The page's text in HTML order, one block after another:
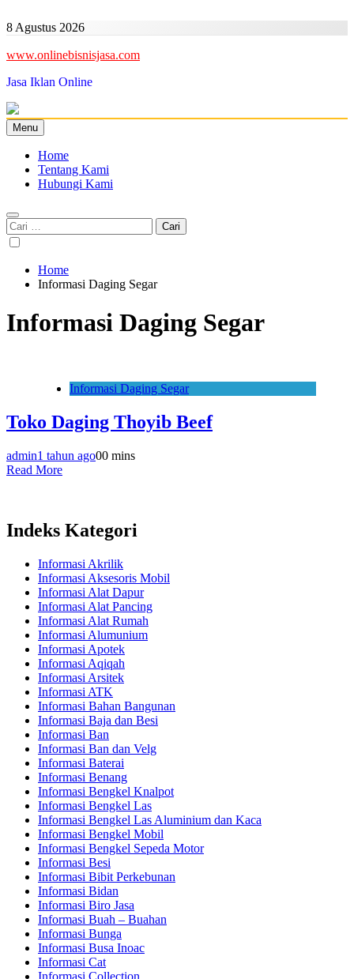
to
8 Agustus 2026
www.onlinebisnisjasa.com
Jasa Iklan Online
Menu
Home
Tentang Kami
Hubungi Kami
Cari
untuk:
Home
Informasi Daging Segar
Informasi Daging Segar
Informasi Daging Segar
Toko Daging Thoyib Beef
admin1 tahun ago00 mins
Read More
Indeks Kategori
Informasi Akrilik
Informasi Aksesoris Mobil
Informasi Alat Dapur
Informasi Alat Pancing
Informasi Alat Rumah
Informasi Alumunium
Informasi Apotek
Informasi Aqiqah
Informasi Arsitek
Informasi ATK
Informasi Bahan Bangunan
Informasi Baja dan Besi
Informasi Ban
Informasi Ban dan Velg
Informasi Baterai
Informasi Benang
Informasi Bengkel Knalpot
Informasi Bengkel Las
Informasi Bengkel Las Aluminium dan Kaca
Informasi Bengkel Mobil
Informasi Bengkel Sepeda Motor
Informasi Besi
Informasi Bibit Perkebunan
Informasi Bidan
Informasi Biro Jasa
Informasi Buah – Buahan
Informasi Bunga
Informasi Busa Inoac
Informasi Cat
Informasi Collection